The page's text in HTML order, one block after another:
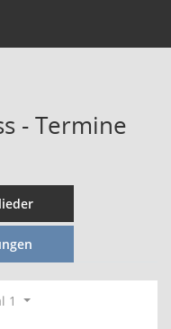
- Termine
1